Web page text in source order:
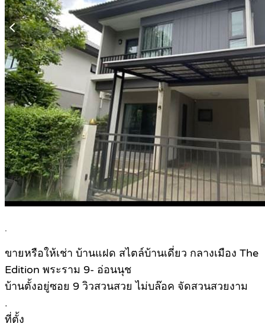
.
ขายหรือให้เช่า บ้านแฝด สไตล์บ้านเดี่ยว กลางเมือง The
Edition พระราม 9- อ่อนนุช
บ้านตั้งอยู่ซอย 9 วิวสวนสวย ไม่บล๊อค จัดสวนสวยงาม
.
ที่ตั้ง